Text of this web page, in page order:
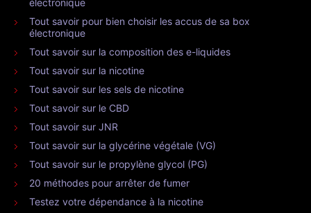
Tout savoir pour bien choisir les accus de sa box
électronique
Tout savoir sur la composition des e-liquides
Tout savoir sur la nicotine
Tout savoir sur les sels de nicotine
Tout savoir sur le CBD
Tout savoir sur JNR
Tout savoir sur la glycérine végétale (VG)
Tout savoir sur le propylène glycol (PG)
20 méthodes pour arrêter de fumer
Testez votre dépendance à la nicotine